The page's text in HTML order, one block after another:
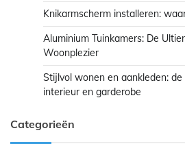
Knikarmscherm installeren:
Aluminium Tuinkamers: De
Woonplezier
Stijlvol wonen en aankleden:
interieur en garderobe
Categorieën